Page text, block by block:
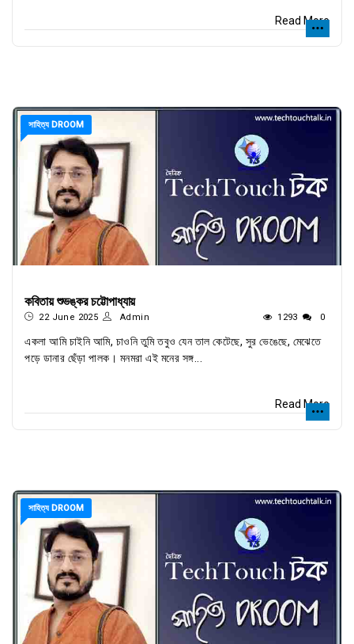
Read More
সাহিত্য DROOM
কবিতায় শুভঙ্কর চট্টোপাধ্যায়
22 June 2025 Admin 1293 0
একলা আমি চাইনি আমি, চাওনি তুমি তবুও যেন তাল কেটেছে, সুর ভেঙেছে, মেঝেতে
পড়ে ডানার ছেঁড়া পালক। মনমরা এই মনের সঙ্গ...
Read More
সাহিত্য DROOM